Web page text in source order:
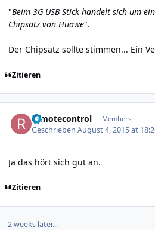
"Beim 3G USB Stick handelt sich um
Chipsatz von Huawe".
Der Chipsatz sollte stimmen... Ein
Zitieren
remotecontrol Members
GeschriebenAugust 4, 2015 at
Ja das hört sich gut an.
Zitieren
2 weeks later...